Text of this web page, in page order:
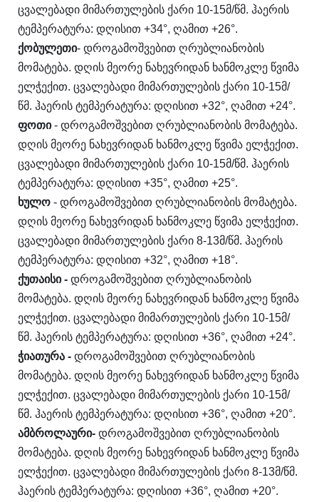
ცვალებადი მიმართულების ქარი 10-15მ/წმ. ჰაერის
ტემპერატურა: დღისით +34°, ღამით +26°.
ქობულეთი- დროგამოშვებით ღრუბლიანობის
მომატება. დღის მეორე ნახევრიდან ხანმოკლე წვიმა
ელჭექით. ცვალებადი მიმართულების ქარი 10-15მ/
წმ. ჰაერის ტემპერატურა: დღისით +32°, ღამით +24°.
ფოთი- დროგამოშვებით ღრუბლიანობის მომატება.
დღის მეორე ნახევრიდან ხანმოკლე წვიმა ელჭექით.
ცვალებადი მიმართულების ქარი 10-15მ/წმ. ჰაერის
ტემპერატურა: დღისით +35°, ღამით +25°.
ხულო - დროგამოშვებით ღრუბლიანობის მომატება.
დღის მეორე ნახევრიდან ხანმოკლე წვიმა ელჭექით.
ცვალებადი მიმართულების ქარი 8-13მ/წმ. ჰაერის
ტემპერატურა: დღისით +32°, ღამით +18°.
ქუთაისი- დროგამოშვებით ღრუბლიანობის
მომატება. დღის მეორე ნახევრიდან ხანმოკლე წვიმა
ელჭექით. ცვალებადი მიმართულების ქარი 10-15მ/
წმ. ჰაერის ტემპერატურა: დღისით +36°, ღამით +24°.
ჭიათურა - დროგამოშვებით ღრუბლიანობის
მომატება. დღის მეორე ნახევრიდან ხანმოკლე წვიმა
ელჭექით. ცვალებადი მიმართულების ქარი 10-15მ/
წმ. ჰაერის ტემპერატურა: დღისით +36°, ღამით +20°.
ამბროლაური- დროგამოშვებით ღრუბლიანობის
მომატება. დღის მეორე ნახევრიდან ხანმოკლე წვიმა
ელჭექით. ცვალებადი მიმართულების ქარი 8-13მ/წმ.
ჰაერის ტემპერატურა: დღისით +36°, ღამით +20°.